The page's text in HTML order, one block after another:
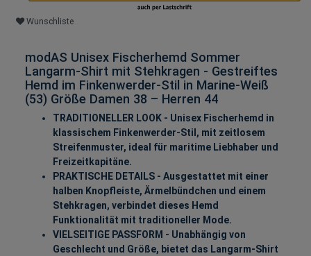
Wunschliste
modAS Unisex Fischerhemd Sommer
Langarm-Shirt mit Stehkragen - Gestreiftes
Hemd im Finkenwerder-Stil in Marine-Weiß
(53) Größe Damen 38 – Herren 44
TRADITIONELLER LOOK - Unisex Fischerhemd in
klassischem Finkenwerder-Stil, mit zeitlosem
Streifenmuster, ideal für maritime Liebhaber und
Freizeitkapitäne.
PRAKTISCHE DETAILS - Ausgestattet mit einer
halben Knopfleiste, Ärmelbündchen und einem
Stehkragen, verbindet dieses Hemd
Funktionalität mit traditioneller Mode.
VIELSEITIGE PASSFORM - Unabhängig von
Geschlecht und Größe, bietet das Langarm-Shirt